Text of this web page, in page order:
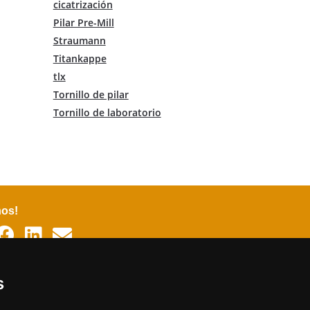
cicatrización
Pilar Pre-Mill
Straumann
Titankappe
tlx
Tornillo de pilar
Tornillo de laboratorio